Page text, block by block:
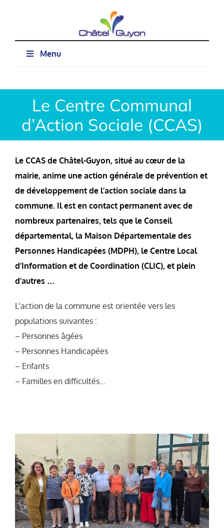
Menu
Le Centre Communal
d’Action Sociale (CCAS)
Le CCAS de Châtel-Guyon, situé au cœur de la
mairie, anime une action générale de prévention et
de développement de l’action sociale dans la
commune. Il est en contact permanent avec de
nombreux partenaires, tels que le Conseil
départemental, la Maison Départementale des
Personnes Handicapées (MDPH), le Centre Local
d’Information et de Coordination (CLIC), et plein
d’autres …
L’action de la commune est orientée vers les
populations suivantes :
– Personnes âgées
– Personnes Handicapées
– Enfants
– Familles en difficultés…